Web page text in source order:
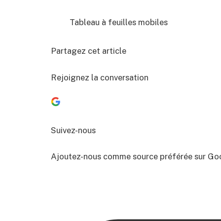
Tableau à feuilles mobiles
Partagez cet article
Rejoignez la conversation
Suivez-nous
Ajoutez-nous comme source préférée sur